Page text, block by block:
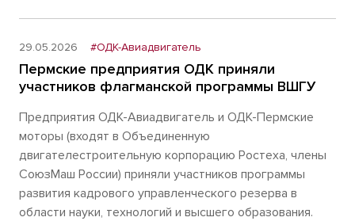
29.05.2026 #ОДК-Авиадвигатель
Пермские предприятия ОДК приняли
участников флагманской программы ВШГУ
Предприятия ОДК-Авиадвигатель и ОДК-Пермские
моторы (входят в Объединенную
двигателестроительную корпорацию Ростеха, члены
СоюзМаш России) приняли участников программы
развития кадрового управленческого резерва в
области науки, технологий и высшего образования.